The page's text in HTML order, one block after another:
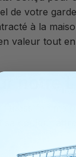
de votre
à la
valeur tout en
notre
femme
sa couleur